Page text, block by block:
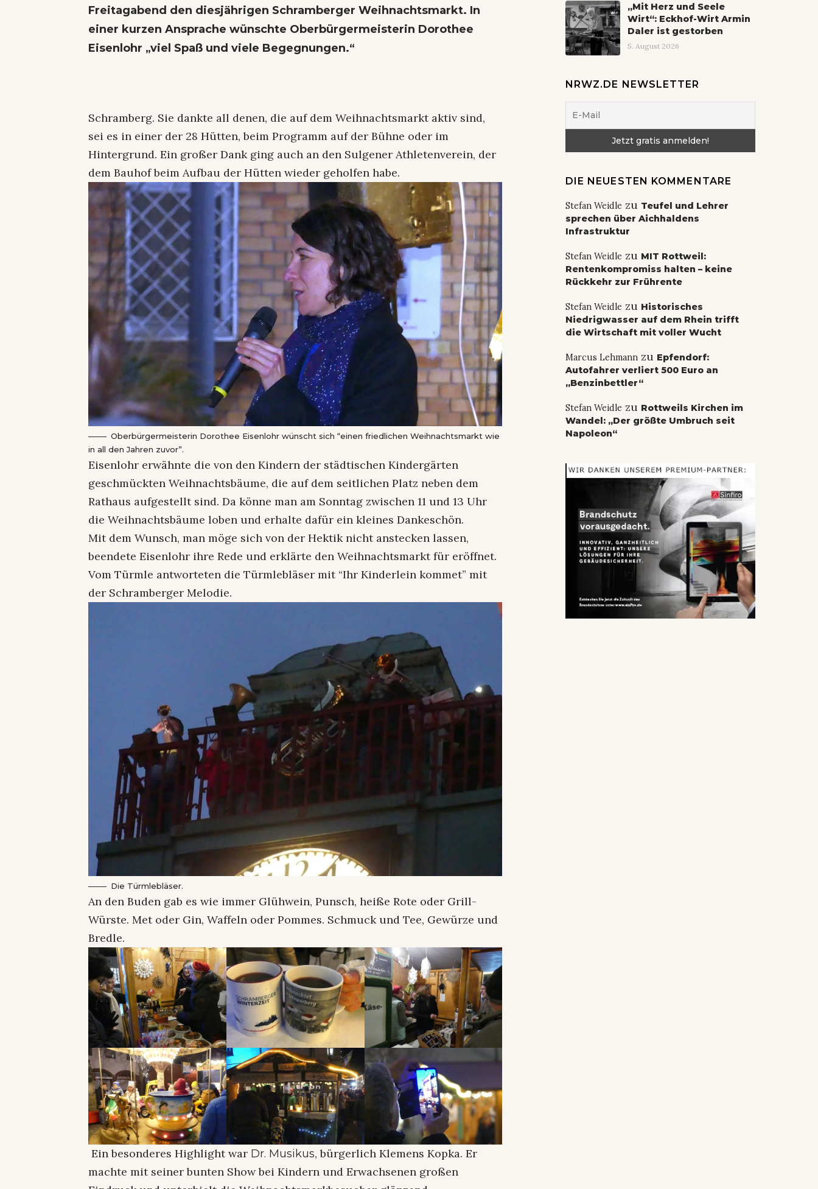
Freitagabend den diesjährigen Schramberger Weihnachtsmarkt. In
einer kurzen Ansprache wünschte Oberbürgermeisterin Dorothee
Eisenlohr „viel Spaß und viele Begegnungen.“
Schramberg. Sie dankte all denen, die auf dem Weihnachtsmarkt aktiv sind,
sei es in einer der 28 Hütten, beim Programm auf der Bühne oder im
Hintergrund. Ein großer Dank ging auch an den Sulgener Athletenverein, der
dem Bauhof beim Aufbau der Hütten wieder geholfen habe.
Oberbürgermeisterin Dorothee Eisenlohr wünscht sich “einen friedlichen Weihnachtsmarkt wie
in all den Jahren zuvor”.
Eisenlohr erwähnte die von den Kindern der städtischen Kindergärten
geschmückten Weihnachtsbäume, die auf dem seitlichen Platz neben dem
Rathaus aufgestellt sind. Da könne man am Sonntag zwischen 11 und 13 Uhr
die Weihnachtsbäume loben und erhalte dafür ein kleines Dankeschön.
Mit dem Wunsch, man möge sich von der Hektik nicht anstecken lassen,
beendete Eisenlohr ihre Rede und erklärte den Weihnachtsmarkt für eröffnet.
Vom Türmle antworteten die Türmlebläser mit “Ihr Kinderlein kommet” mit
der Schramberger Melodie.
Die Türmlebläser.
An den Buden gab es wie immer Glühwein, Punsch, heiße Rote oder Grill-
Würste. Met oder Gin, Waffeln oder Pommes. Schmuck und Tee, Gewürze und
Bredle.
Ein besonderes Highlight war Dr. Musikus, bürgerlich Klemens Kopka. Er
machte mit seiner bunten Show bei Kindern und Erwachsenen großen
„Mit Herz und Seele
Wirt“: Eckhof-Wirt Armin
Daler ist gestorben
5. August 2026
NRWZ.DE NEWSLETTER
DIE NEUESTEN KOMMENTARE
Stefan Weidle zu Teufel und Lehrer
sprechen über Aichhaldens
Infrastruktur
Stefan Weidle zu MIT Rottweil:
Rentenkompromiss halten – keine
Rückkehr zur Frührente
Stefan Weidle zu Historisches
Niedrigwasser auf dem Rhein trifft
die Wirtschaft mit voller Wucht
Marcus Lehmannzu Epfendorf:
Autofahrer verliert 500 Euro an
„Benzinbettler“
Stefan Weidle zu Rottweils Kirchen im
Wandel: „Der größte Umbruch seit
Napoleon“